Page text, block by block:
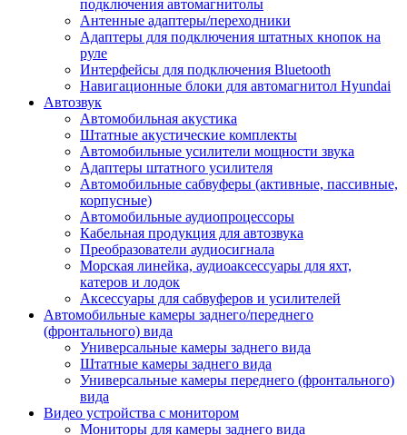
подключения автомагнитолы
Антенные адаптеры/переходники
Адаптеры для подключения штатных кнопок на
руле
Интерфейсы для подключения Bluetooth
Навигационные блоки для автомагнитол Hyundai
Автозвук
Автомобильная акустика
Штатные акустические комплекты
Автомобильные усилители мощности звука
Адаптеры штатного усилителя
Автомобильные сабвуферы (активные, пассивные,
корпусные)
Автомобильные аудиопроцессоры
Кабельная продукция для автозвука
Преобразователи аудиосигнала
Морская линейка, аудиоаксессуары для яхт,
катеров и лодок
Аксессуары для сабвуферов и усилителей
Автомобильные камеры заднего/переднего
(фронтального) вида
Универсальные камеры заднего вида
Штатные камеры заднего вида
Универсальные камеры переднего (фронтального)
вида
Видео устройства c монитором
Мониторы для камеры заднего вида